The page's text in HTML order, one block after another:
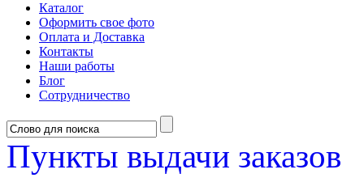
Каталог
Оформить свое фото
Оплата и Доставка
Контакты
Наши работы
Блог
Сотрудничество
Пункты выдачи заказов